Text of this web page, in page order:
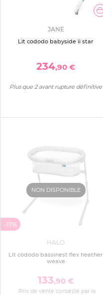
JANE
Lit cododo babyside ii star
234,90 €
Plus que 2 avant rupture définitive
NON DISPONIBLE
-11%
HALO
Lit cododo bassinest flex heather
weave
133,90 €
Prix de vente conseillé par la